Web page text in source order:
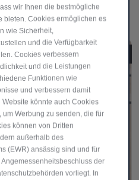
führen.
wir Ihnen die bestmögliche
bieten. Cookies ermöglichen es
wie Sicherheit,
und die Verfügbarkeit
Cookies verbessern
und die Leistungen
Funktionen wie
und verbessern damit
könnte auch Cookies
Werbung zu senden, die für
können von Dritten
außerhalb des
(EWR) ansässig sind und für
der
vorliegt. In